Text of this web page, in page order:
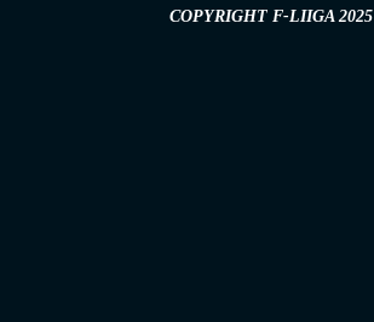
COPYRIGHT F-LIIGA 2025